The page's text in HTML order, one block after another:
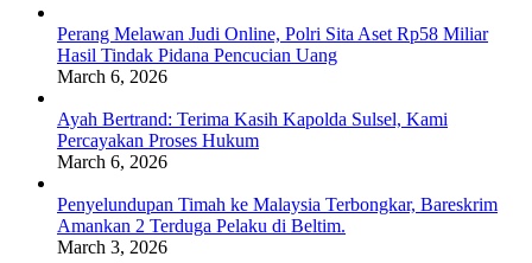
Perang Melawan Judi Online, Polri Sita Aset Rp58 Miliar
Hasil Tindak Pidana Pencucian Uang
March 6, 2026
Ayah Bertrand: Terima Kasih Kapolda Sulsel, Kami
Percayakan Proses Hukum
March 6, 2026
Penyelundupan Timah ke Malaysia Terbongkar, Bareskrim
Amankan 2 Terduga Pelaku di Beltim.
March 3, 2026